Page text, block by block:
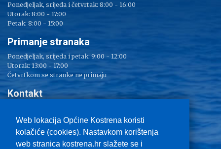
Web lokacija Općine Kostrena koristi
kolačiće (cookies). Nastavkom korištenja
web stranica kostrena.hr slažete se i
Ponedjeljak, srijeda i četvrtak: 8:00 - 16:00
Utorak: 8:00 - 17:00
Petak: 8:00 - 15:00
Primanje stranaka
Ponedjeljak, srijeda i petak: 9:00 - 12:00
Utorak: 13:00 - 17:00
Četvrtkom se stranke ne primaju
Kontakt
Tel: 051/ 209 000
Fax: 051/ 289 400
E-mail:kostrena@kostrena.hr